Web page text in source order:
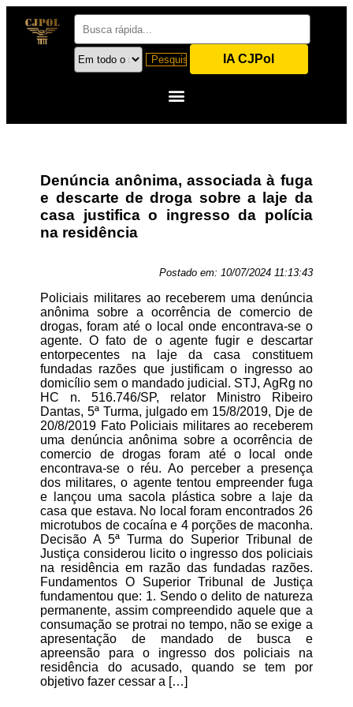
IA CJPol
Denúncia anônima, associada à fuga
e descarte de droga sobre a laje da
casa justifica o ingresso da polícia
na residência
Postado em: 10/07/2024 11:13:43
Policiais militares ao receberem uma denúncia
anônima sobre a ocorrência de comercio de
drogas, foram até o local onde encontrava-se o
agente. O fato de o agente fugir e descartar
entorpecentes na laje da casa constituem
fundadas razões que justificam o ingresso ao
domicílio sem o mandado judicial. STJ, AgRg no
HC n. 516.746/SP, relator Ministro Ribeiro
Dantas, 5ª Turma, julgado em 15/8/2019, Dje de
20/8/2019 Fato Policiais militares ao receberem
uma denúncia anônima sobre a ocorrência de
comercio de drogas foram até o local onde
encontrava-se o réu. Ao perceber a presença
dos militares, o agente tentou empreender fuga
e lançou uma sacola plástica sobre a laje da
casa que estava. No local foram encontrados 26
microtubos de cocaína e 4 porções de maconha.
Decisão A 5ª Turma do Superior Tribunal de
Justiça considerou licito o ingresso dos policiais
na residência em razão das fundadas razões.
Fundamentos O Superior Tribunal de Justiça
fundamentou que: 1. Sendo o delito de natureza
permanente, assim compreendido aquele que a
consumação se protrai no tempo, não se exige a
apresentação de mandado de busca e
apreensão para o ingresso dos policiais na
residência do acusado, quando se tem por
objetivo fazer cessar a […]